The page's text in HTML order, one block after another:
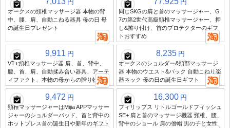
円
オークスの頸椎マッサージ器 本物の背
中、腰、肩、自動こねる器具 母の日 母
の誕生日プレゼント
円
同じSKGの肩と首のマッサージャー、G
7の第2世代高級頸椎マッサージャー、押
し&擦り付け、首のプロテクターのギフ
トおすすめ
9,911 円
VTT頸椎マッサージ器 肩、首、背中、
腰、首、肩、自動揉み合い器具、アーテ
ィファクト、本物の母からの贈り物
8,235 円
オークスのショルダー&頸部マッサージ
器 本物のウエスト&バック 自動こねり楽
器ネック 母の日の誕生日ギフト
9,472 円
頸椎マッサージャーはMijia APPマッサー
ジャーのショルダーパッド、首と背中の
ホットプレス首の誕生日や新年のギフト
16,300 円
フィリップス リトルゴールドフィッシュ
SE+ 肩と首のマッサージ機器 頸椎、腰、
背中のショール 肩の僧帽 男の子と女性